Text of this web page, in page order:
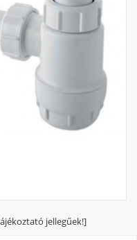
jellegűek!]